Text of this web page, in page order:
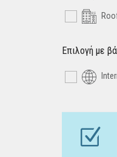
Επιλογή με